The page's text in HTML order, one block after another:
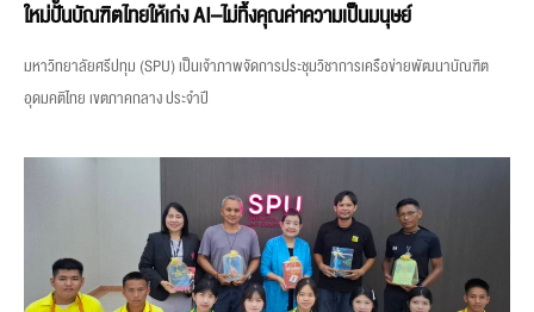
ใหม่ปั้นบัณฑิตไทยให้เก่ง AI–ไม่ทิ้งคุณค่าความเป็นมนุษย์
มหาวิทยาลัยศรีปทุม (SPU) เป็นเจ้าภาพจัดการประชุมวิชาการเครือข่ายพัฒนาบัณฑิต
อุดมคติไทย เขตภาคกลาง ประจำปี